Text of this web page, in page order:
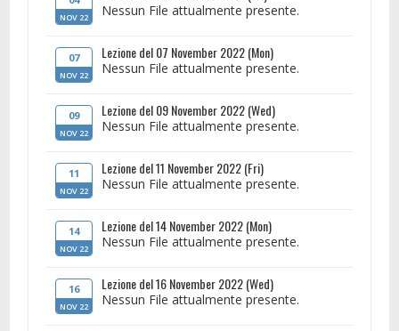
NOV 22 Nessun File attualmente presente.
07
NOV 22
Lezione del 07 November 2022 (Mon)
Nessun File attualmente presente.
09
NOV 22
Lezione del 09 November 2022 (Wed)
Nessun File attualmente presente.
11
NOV 22
Lezione del 11 November 2022 (Fri)
Nessun File attualmente presente.
14
NOV 22
Lezione del 14 November 2022 (Mon)
Nessun File attualmente presente.
16
NOV 22
Lezione del 16 November 2022 (Wed)
Nessun File attualmente presente.